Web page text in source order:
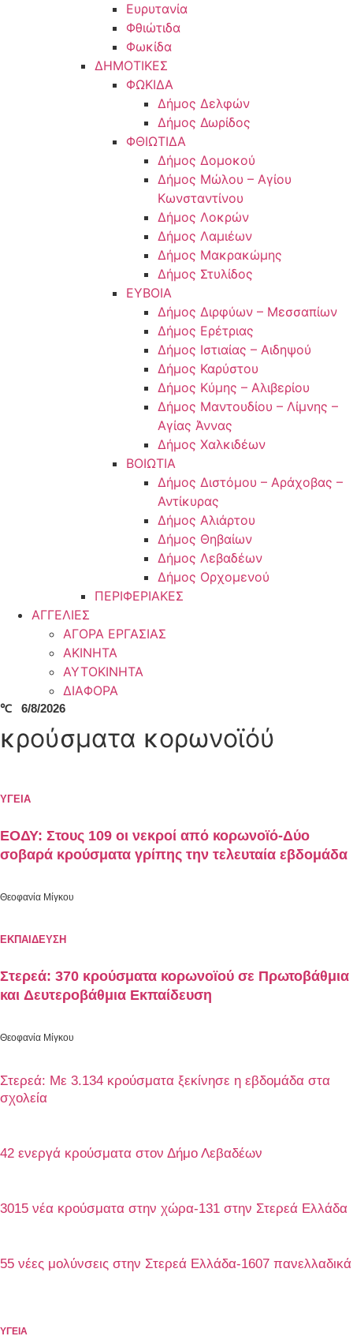
Ευρυτανία
Φθιώτιδα
Φωκίδα
ΔΗΜΟΤΙΚΕΣ
ΦΩΚΙΔΑ
Δήμος Δελφών
Δήμος Δωρίδος
ΦΘΙΩΤΙΔΑ
Δήμος Δομοκού
Δήμος Μώλου – Αγίου
Κωνσταντίνου
Δήμος Λοκρών
Δήμος Λαμιέων
Δήμος Μακρακώμης
Δήμος Στυλίδος
ΕΥΒΟΙΑ
Δήμος Διρφύων – Μεσσαπίων
Δήμος Ερέτριας
Δήμος Ιστιαίας – Αιδηψού
Δήμος Καρύστου
Δήμος Κύμης – Αλιβερίου
Δήμος Μαντουδίου – Λίμνης –
Αγίας Άννας
Δήμος Χαλκιδέων
ΒΟΙΩΤΙΑ
Δήμος Διστόμου – Αράχοβας –
Αντίκυρας
Δήμος Αλιάρτου
Δήμος Θηβαίων
Δήμος Λεβαδέων
Δήμος Ορχομενού
ΠΕΡΙΦΕΡΙΑΚΕΣ
ΑΓΓΕΛΙΕΣ
ΑΓΟΡΑ ΕΡΓΑΣΙΑΣ
ΑΚΙΝΗΤΑ
ΑΥΤΟΚΙΝΗΤΑ
ΔΙΑΦΟΡΑ
℃ 6/8/2026
κρούσματα κορωνοϊόύ
ΥΓΕΙΑ
ΕΟΔΥ: Στους 109 οι νεκροί από κορωνοϊό-Δύο
σοβαρά κρούσματα γρίπης την τελευταία εβδομάδα
Θεοφανία Μίγκου
ΕΚΠΑΙΔΕΥΣΗ
Στερεά: 370 κρούσματα κορωνοϊού σε Πρωτοβάθμια
και Δευτεροβάθμια Εκπαίδευση
Θεοφανία Μίγκου
Στερεά: Με 3.134 κρούσματα ξεκίνησε η εβδομάδα στα
σχολεία
42 ενεργά κρούσματα στον Δήμο Λεβαδέων
3015 νέα κρούσματα στην χώρα-131 στην Στερεά Ελλάδα
55 νέες μολύνσεις στην Στερεά Ελλάδα-1607 πανελλαδικά
ΥΓΕΙΑ